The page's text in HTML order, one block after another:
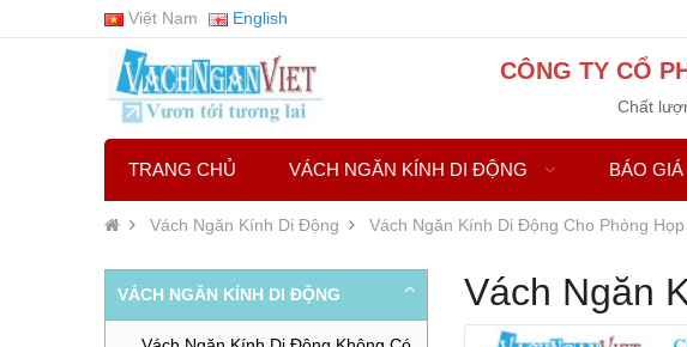
Việt Nam English
CÔNG TY CỔ
Chất
TRANG CHỦ VÁCH NGĂN KÍNH DI ĐỘNG BÁO GIÁ
Vách Ngăn Kính Di Động Vách Ngăn Kính Di Động Cho Phòng
VÁCH NGĂN KÍNH DI ĐỘNG Vách Ngăn